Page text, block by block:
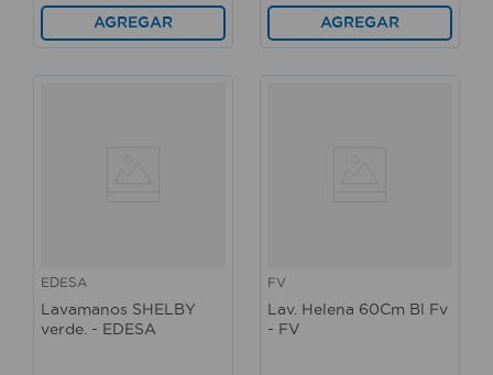
AGREGAR AGREGAR
EDESA
Lavamanos SHELBY
verde. - EDESA
FV
Lav. Helena 60Cm Bl Fv
- FV